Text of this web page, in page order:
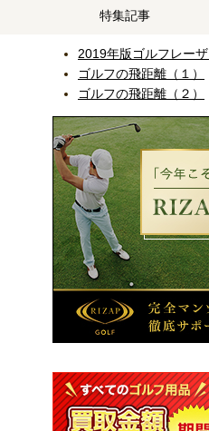
特集記事
2019年版ゴルフレー
ゴルフの飛距離（１）
ゴルフの飛距離（２）